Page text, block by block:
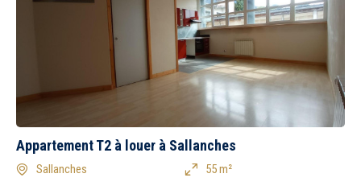
Appartement T2 à louer à Sallanches
Sallanches 55 m²